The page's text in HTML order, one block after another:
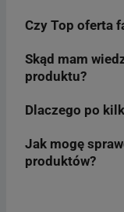
cenę do ceny Top
temu
zwiększysz
Cena to nie
będzie
korzystniejszą dla
oznaczony jakodo
Czy Top oferta
Algorytm skupia
obrotów firmy.
dostawy.
Skąd mam
produktu?
Nie musisz
wysoka lub czas
warto poprawić,
Dlaczego po
Top oferta nie jest
aktualne warunki
Jak mogę
produktów?